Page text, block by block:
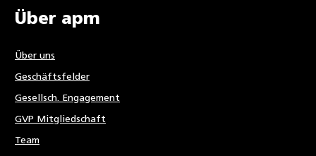
Über apm
Über uns
Geschäftsfelder
Gesellsch. Engagement
GVP Mitgliedschaft
Team